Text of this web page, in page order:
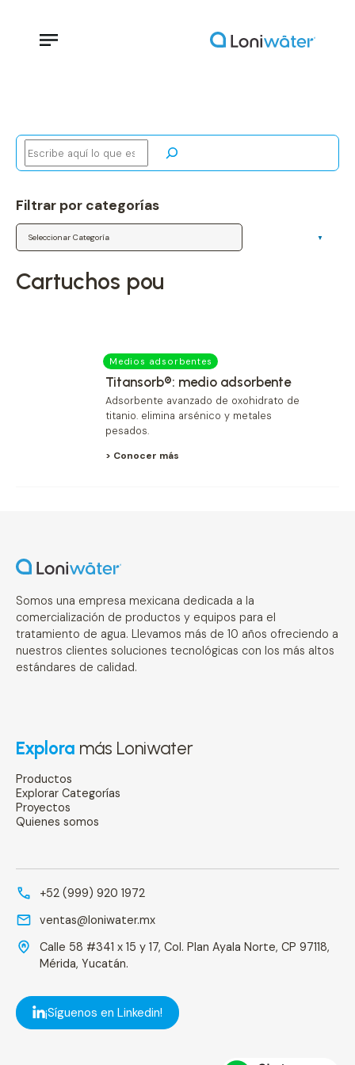
Buscar
Filtrar por categorías
Categorías
cartuchos pou
Medios adsorbentes
Titansorb®: medio adsorbente
Adsorbente avanzado de oxohidrato de
titanio. elimina arsénico y metales
pesados.
> Conocer más
Somos una empresa mexicana dedicada a la
comercialización de productos y equipos para el
tratamiento de agua. Llevamos más de 10 años ofreciendo a
nuestros clientes soluciones tecnológicas con los más altos
estándares de calidad.
Explora más Loniwater
Productos
Explorar Categorías
Proyectos
Quienes somos
+52 (999) 920 1972
ventas@loniwater.mx
Calle 58 #341 x 15 y 17, Col. Plan Ayala Norte, CP 97118,
Mérida, Yucatán.
¡Síguenos en Linkedin!